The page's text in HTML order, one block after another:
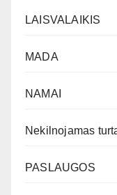
LAISVALAIKIS
MADA
NAMAI
Nekilnojamas
PASLAUGOS